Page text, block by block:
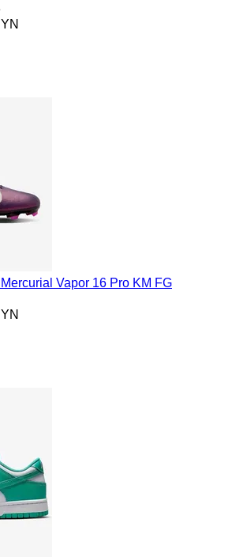
Vapor 16 Pro KM FG